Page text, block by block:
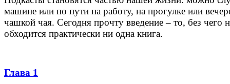
машине или по пути на работу, на прогулке или
чашкой чая. Сегодня прочту введение – то, без чего
обходится практически ни одна книга.
Глава 1